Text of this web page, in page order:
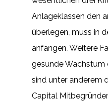
Anlageklassen den
überlegen, muss in
anfangen. Weitere
gesunde Wachstum
sind unter anderem
Capital